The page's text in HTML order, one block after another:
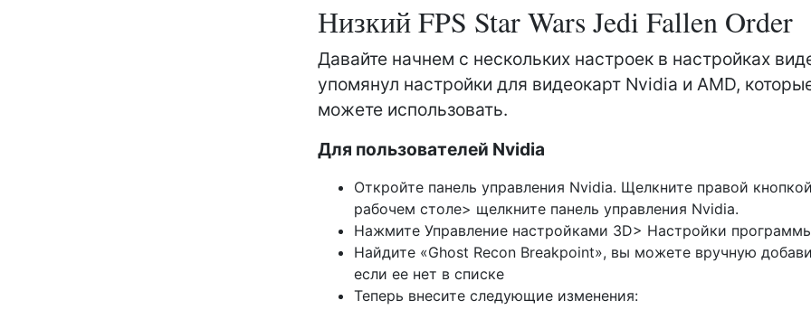
Низкий FPS Star Wars Jedi Fallen Order
Давайте начнем с нескольких настроек в настройках
упомянул настройки для видеокарт Nvidia и AMD,
можете использовать.
Для пользователей Nvidia
Откройте панель управления Nvidia. Щелкните правой
рабочем столе> щелкните панель управления Nvidia.
Нажмите Управление настройками 3D> Настройки
Найдите «Ghost Recon Breakpoint», вы можете вручную
если ее нет в списке
Теперь внесите следующие изменения: